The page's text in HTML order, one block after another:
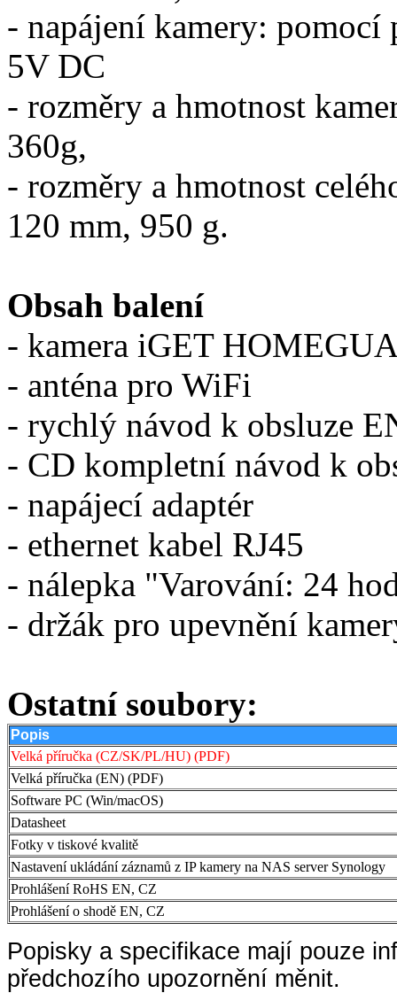
- napájení kamery: pomocí
5V DC
- rozměry a hmotnost
360g,
- rozměry a hmotnost
120 mm, 950 g.
Obsah balení
- kamera iGET
- anténa pro WiFi
- rychlý návod k obsluze
- CD kompletní návod k
- napájecí adaptér
- ethernet kabel RJ45
- nálepka "Varování: 24
- držák pro upevnění
Ostatní soubory:
Popis
Velká příručka (CZ/SK/PL/HU) (PDF)
Velká příručka (EN) (PDF)
Software PC (Win/macOS)
Datasheet
Fotky v tiskové kvalitě
Nastavení ukládání záznamů z IP kamery na NAS server Synology
Prohlášení RoHS EN, CZ
Prohlášení o shodě EN, CZ
Popisky a specifikace mají pouze
předchozího upozornění měnit.